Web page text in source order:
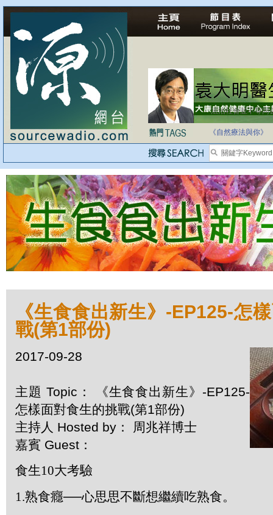
法治社會並不等同
自家教育合法化-
《自然療法與你》
《生食食出新生》-EP125-怎
戰(第1部份)
2017-09-28
主題 Topic： 《生食食出新生》-EP125-
怎樣面對食生的挑戰(第1部份)
主持人 Hosted by： 周兆祥博士
嘉賓 Guest：
食生10大考驗
1.熟食癮──心思思不斷想繼續吃熟食。